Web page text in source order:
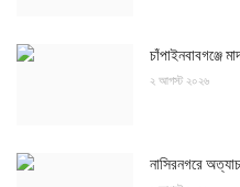
চাঁপাইনবাবগঞ্জে
২ আগস্ট ২০২৬
নাসিরনগরে